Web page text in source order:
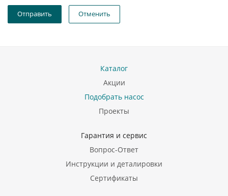
Отправить Отменить
Каталог
Акции
Подобрать насос
Проекты
Гарантия и сервис
Вопрос-Ответ
Инструкции и деталировки
Сертификаты